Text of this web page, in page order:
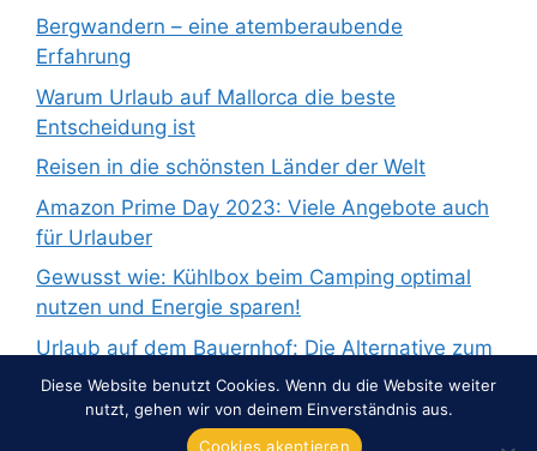
Bergwandern – eine atemberaubende
Erfahrung
Warum Urlaub auf Mallorca die beste
Entscheidung ist
Reisen in die schönsten Länder der Welt
Amazon Prime Day 2023: Viele Angebote auch
für Urlauber
Gewusst wie: Kühlbox beim Camping optimal
nutzen und Energie sparen!
Urlaub auf dem Bauernhof: Die Alternative zum
Pauschalurlaub
Diese Website benutzt Cookies. Wenn du die Website weiter
nutzt, gehen wir von deinem Einverständnis aus.
Cookies akeptieren